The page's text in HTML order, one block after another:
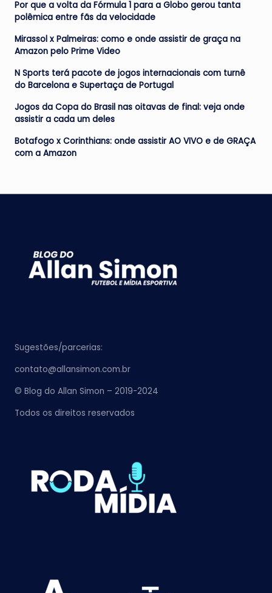
Por que a volta da Fórmula 1 para a Globo gerou tanta
polêmica entre fãs da velocidade
Mirassol x Palmeiras: como e onde assistir de graça na
Amazon pelo Prime Video
N Sports terá pacote de jogos internacionais com turnê
do Barcelona e Supertaça de Portugal
Jogos da Copa do Brasil nas oitavas de final: veja onde
assistir a cada um deles
Botafogo x Corinthians: onde assistir AO VIVO e de GRAÇA
com a Amazon
Sugestões/parcerias:
contato@allansimon.com.br
© Blog do Allan Simon – 2019-2024
Todos os direitos reservados